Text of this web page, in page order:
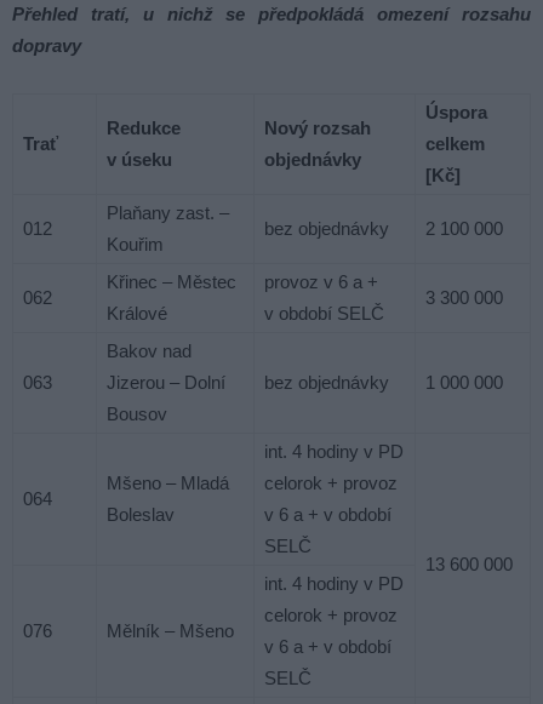
Přehled tratí, u nichž se předpokládá omezení rozsahu
dopravy
Trať
Redukce
v úseku
Nový rozsah
objednávky
Úspora
celkem
[Kč]
012
Plaňany zast. –
Kouřim
bez objednávky 2 100 000
062
Křinec – Městec
Králové
provoz v 6 a +
v období SELČ
3 300 000
063
Bakov nad
Jizerou – Dolní
Bousov
bez objednávky 1 000 000
064
Mšeno – Mladá
Boleslav
int. 4 hodiny v PD
celorok + provoz
v 6 a + v období
SELČ
13 600 000
076 Mělník – Mšeno
int. 4 hodiny v PD
celorok + provoz
v 6 a + v období
SELČ